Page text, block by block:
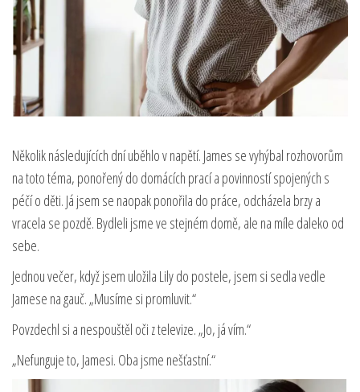
Několik následujících dní uběhlo v napětí. James se vyhýbal rozhovorům
na toto téma, ponořený do domácích prací a povinností spojených s
péčí o děti. Já jsem se naopak ponořila do práce, odcházela brzy a
vracela se pozdě. Bydleli jsme ve stejném domě, ale na míle daleko od
sebe.
Jednou večer, když jsem uložila Lily do postele, jsem si sedla vedle
Jamese na gauč. „Musíme si promluvit.“
Povzdechl si a nespouštěl oči z televize. „Jo, já vím.“
„Nefunguje to, Jamesi. Oba jsme nešťastní.“